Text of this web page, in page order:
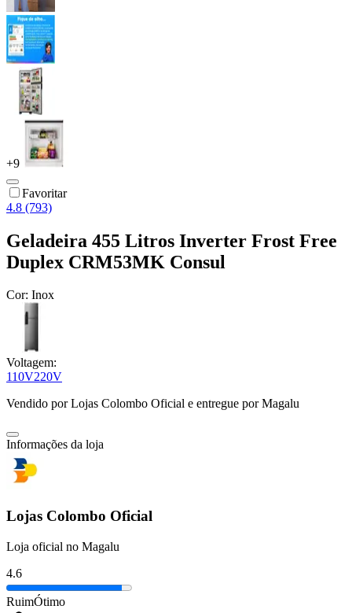
+9
Favoritar
4.8 (793)
Geladeira 455 Litros Inverter Frost Free
Duplex CRM53MK Consul
Cor: Inox
Voltagem:
110V220V
Vendido porLojas Colombo Oficial e entregue por Magalu
Informações da loja
Lojas Colombo Oficial
Loja oficial no Magalu
4.6
RuimÓtimo